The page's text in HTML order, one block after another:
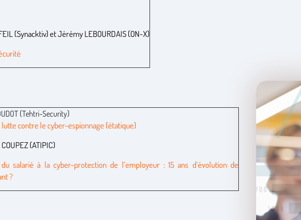
(Synacktiv) et Jérémy LEBOURDAIS (ON-X)
(Tehtri-Security)
lutte contre le cyber-espionnage (étatique)
(ATIPIC)
salarié à la cyber-protection de l’employeur : 15 ans d’évolution de
?